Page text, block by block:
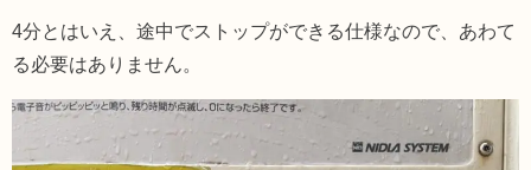
4分とはいえ、途中でストップができる仕様なので、あわて
る必要はありません。